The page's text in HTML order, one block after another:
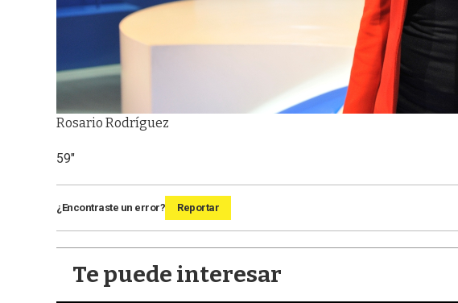
Rosario Rodríguez
59"
¿Encontraste un error? Reportar
Te puede interesar